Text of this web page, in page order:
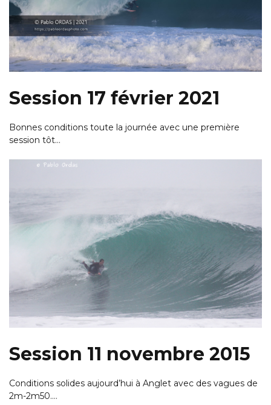
Session 17 février 2021
Bonnes conditions toute la journée avec une première
session tôt…
Session 11 novembre 2015
Conditions solides aujourd’hui à Anglet avec des vagues de
2m-2m50.…